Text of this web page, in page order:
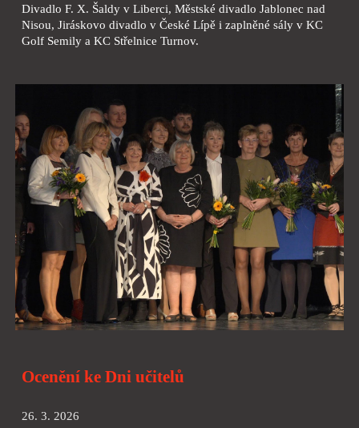
Divadlo F. X. Šaldy v Liberci, Městské divadlo Jablonec nad
Nisou, Jiráskovo divadlo v České Lípě i zaplněné sály v KC
Golf Semily a KC Střelnice Turnov.
Ocenění ke Dni učitelů
26. 3. 2026